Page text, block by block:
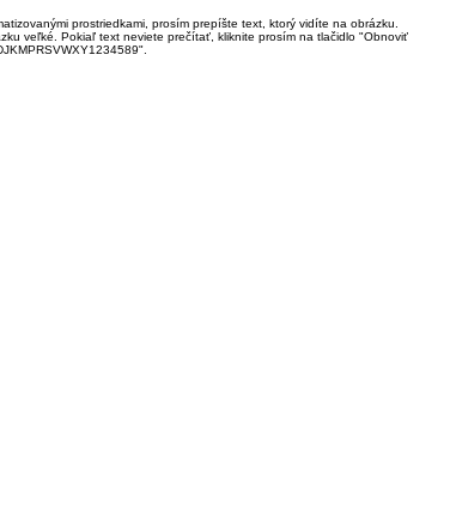
prostriedkami, prosím prepíšte text, ktorý vidíte na obrázku.
veľké. Pokiaľ text neviete prečítať, kliknite prosím na tlačidlo "Obnoviť